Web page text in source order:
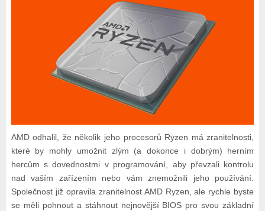
AMD odhalil, že několik jeho procesorů Ryzen má zranitelnosti,
které by mohly umožnit zlým (a dokonce i dobrým) herním
hercům s dovednostmi v programování, aby převzali kontrolu
nad vaším zařízením nebo vám znemožnili jeho používání.
Společnost již opravila zranitelnost AMD Ryzen, ale rychle byste
se měli pohnout a stáhnout nejnovější BIOS pro svou základní